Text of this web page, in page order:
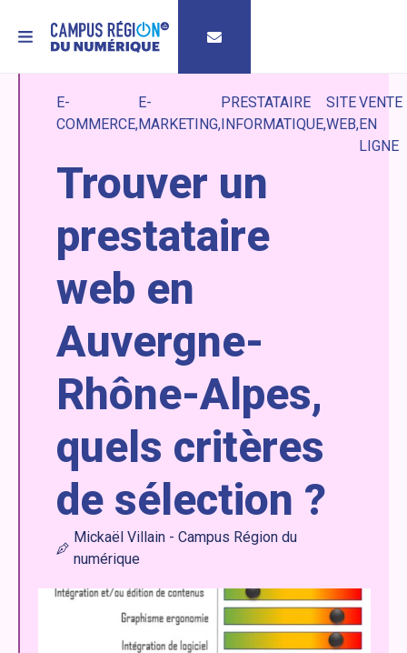
MENU
E-
COMMERCE
E-
MARKETING
PRESTATAIRE
INFORMATIQUE
SITE
WEB
VENTE
EN
LIGNE
Trouver un
prestataire
web en
Auvergne-
Rhône-Alpes,
quels critères
de sélection ?
Mickaël Villain - Campus Région du
numérique